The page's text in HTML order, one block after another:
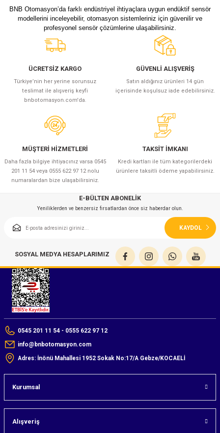
BNB Otomasyon’da farklı endüstriyel ihtiyaçlara uygun endüktif sensör
modellerini inceleyebilir, otomasyon sistemleriniz için güvenilir ve
profesyonel sensör çözümlerine ulaşabilirsiniz.
ÜCRETSİZ KARGO
Türkiye’nin her yerine sorunsuz
teslimat ile alışveriş keyfi
bnbotomasyon.com'da.
GÜVENLİ ALIŞVERİŞ
Satın aldığınız ürünleri 14 gün
içerisinde koşulsuz iade edebilirsiniz.
MÜŞTERİ HİZMETLERİ
Daha fazla bilgiye ihtiyacınız varsa 0545
201 11 54 veya 0555 622 97 12 nolu
numaralardan bize ulaşabilirsiniz.
TAKSİT İMKANI
Kredi kartları ile tüm kategorilerdeki
ürünlere taksitli ödeme yapabilirsiniz.
E-BÜLTEN ABONELİK
Yeniliklerden ve benzersiz fırsatlardan önce siz haberdar olun.
KAYDOL
SOSYAL MEDYA HESAPLARIMIZ
0545 201 11 54 - 0555 622 97 12
info@bnbotomasyon.com
Adres: İnönü Mahallesi 1952 Sokak No:17/A Gebze/KOCAELİ
Kurumsal
Alışveriş